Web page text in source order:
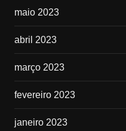
maio 2023
abril 2023
março 2023
fevereiro 2023
janeiro 2023